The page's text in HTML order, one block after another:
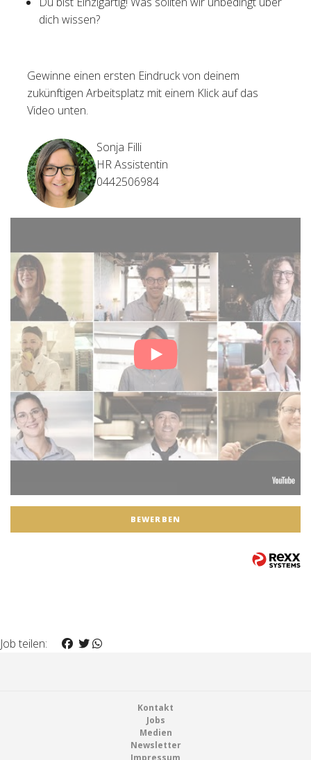
dich wissen?
Gewinne einen ersten Eindruck von deinem
zukünftigen Arbeitsplatz mit einem Klick auf das
Video unten.
Sonja Filli
HR Assistentin
0442506984
BEWERBEN
Job teilen:
Kontakt
Jobs
Medien
Newsletter
Impressum